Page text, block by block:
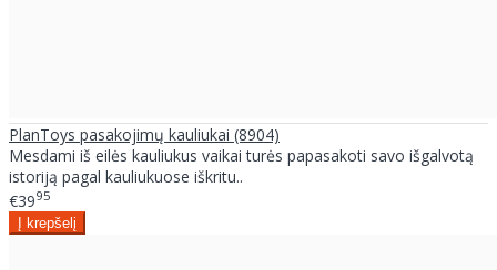
PlanToys pasakojimų kauliukai (8904)
Mesdami iš eilės kauliukus vaikai turės papasakoti savo išgalvotą
istoriją pagal kauliukuose iškritu..
€3995